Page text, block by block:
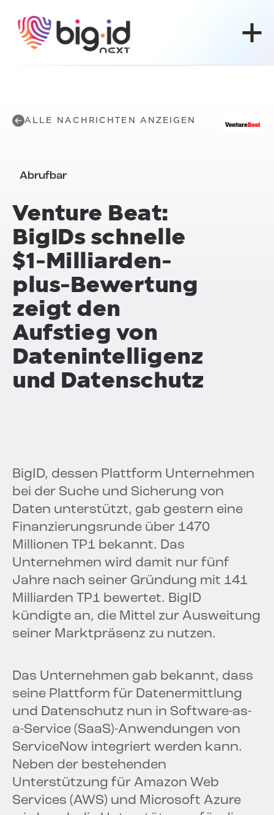
ALLE NACHRICHTEN ANZEIGEN
Abrufbar
Venture Beat:
BigIDs schnelle
$1-Milliarden-
plus-Bewertung
zeigt den
Aufstieg von
Datenintelligenz
und Datenschutz
BigID, dessen Plattform Unternehmen
bei der Suche und Sicherung von
Daten unterstützt, gab gestern eine
Finanzierungsrunde über 1470
Millionen TP1 bekannt. Das
Unternehmen wird damit nur fünf
Jahre nach seiner Gründung mit 141
Milliarden TP1 bewertet. BigID
kündigte an, die Mittel zur Ausweitung
seiner Marktpräsenz zu nutzen.
Das Unternehmen gab bekannt, dass
seine Plattform für Datenermittlung
und Datenschutz nun in Software-as-
a-Service (SaaS)-Anwendungen von
ServiceNow integriert werden kann.
Neben der bestehenden
Unterstützung für Amazon Web
Services (AWS) und Microsoft Azure